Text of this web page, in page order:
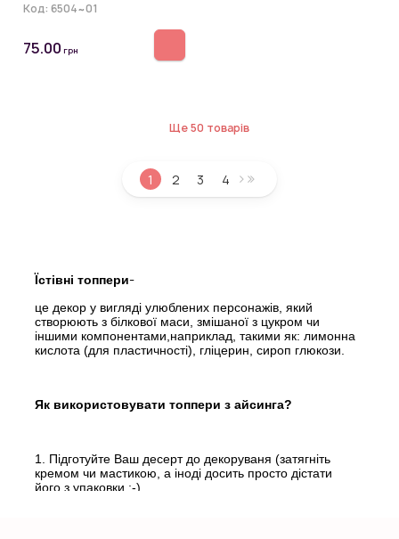
Код: 6504~01
75.00 грн
Ще 50 товарів
1 2 3 4
Їстівні топпери-
це декор у вигляді улюблених персонажів, який
створюють з білкової маси, змішаної з цукром чи
іншими компонентами,наприклад, такими як: лимонна
кислота (для пластичності), гліцерин, сироп глюкози.
Як використовувати топпери з айсинга?
1. Підготуйте Ваш десерт до декоруваня (затягніть
кремом чи мастикою, а іноді досить просто дістати
його з упаковки ;-).